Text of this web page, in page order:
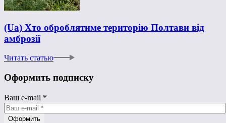
(Ua) Хто оброблятиме територію Полтави від
амброзії
Читать статью
Оформить подписку
Ваш e-mail *